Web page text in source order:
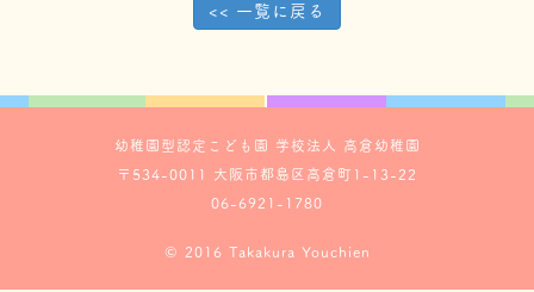
<< 一覧に戻る
幼稚園型認定こども園 学校法人 高倉幼稚園
〒534-0011 大阪市都島区高倉町1-13-22
06-6921-1780
© 2016 Takakura Youchien